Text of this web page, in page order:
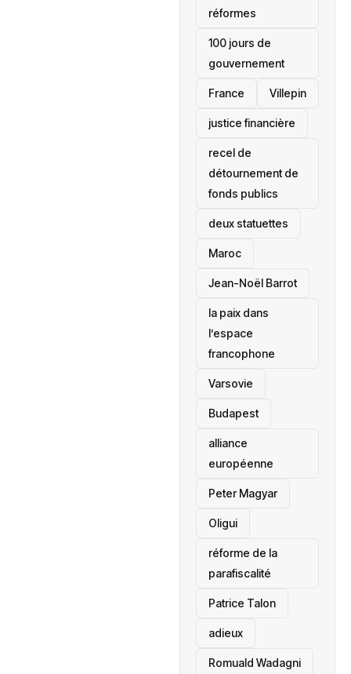
réformes
100 jours de
gouvernement
France Villepin
justice financière
recel de
détournement de
fonds publics
deux statuettes
Maroc
Jean-Noël Barrot
la paix dans
l’espace
francophone
‎Varsovie
Budapest
alliance
européenne
Peter Magyar
Oligui
réforme de la
parafiscalité
Patrice Talon
adieux
Romuald Wadagni